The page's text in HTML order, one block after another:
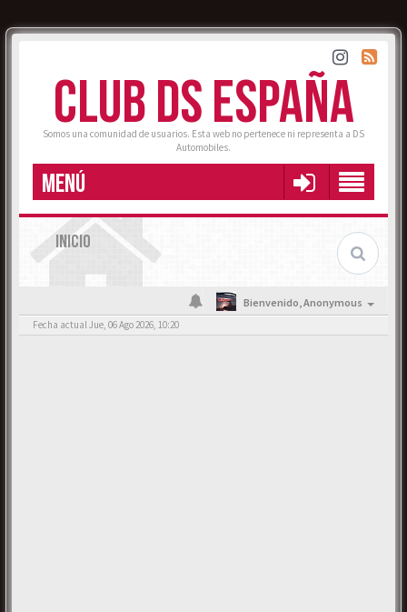
CLUB DS ESPAÑA
Somos una comunidad de usuarios. Esta web no pertenece ni representa a DS
Automobiles.
MENÚ
INICIO
Bienvenido,Anonymous
Fecha actual Jue, 06 Ago 2026, 10:20